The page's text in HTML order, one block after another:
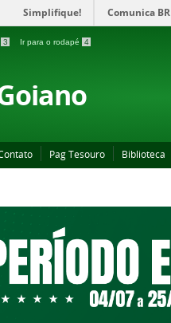
Simplifique! Comunica BR
3 Ir para o rodapé 4
Pag Tesouro Biblioteca